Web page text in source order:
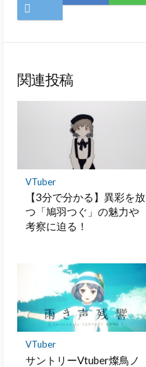
Twitter
で
は
ク
ー
ク
に
保
LINE
関連投稿
VTuber
【3分で分かる】異彩を放
つ「鳩羽つぐ」の魅力や
考察に迫る！
VTuber
サントリーVtuber燦鳥ノ